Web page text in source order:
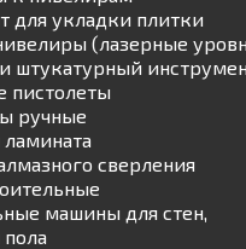
для укладки плитки
(лазерные
штукатурный
пистолеты
ручные
сверления
машины для стен,